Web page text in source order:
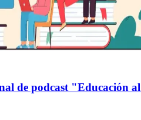
de podcast "Educación